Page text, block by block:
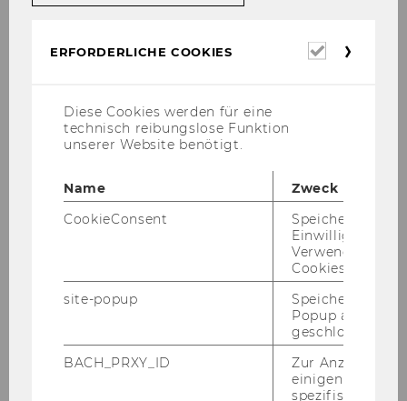
bank, die um­fas­sen­de In­for­ma­tio­nen über
nicht­ta­ri­fä­re Han­dels­be­schrän­kun­gen
ler Be­stand­teil von WITS und lie­fert wich­ti­ge
Daten für die Ana­ly­se in­ter­na­tio­na­ler Han­dels­
kon­di­tio­nen.
Spra­che:Eng­lisch
über den Rei­ter Ta­riffs der WITS Platt­form, die
zu­sätz­lich auch an­de­re Han­dels­da­ten ver­öf­
fent­licht.
ERFORDERLICHE COOKIES
Diese Cookies werden für eine
technisch reibungslose Funktion
unserer Website benötigt.
Name
Zweck
CookieConsent
Speichert Ihre
Einwilligung zur
Verwendung von
Cookies.
site-popup
Speichert ob ein
Popup
geschlossen
BACH_PRXY_ID
Zur Anzeige von
einigen WU-
spezifischen